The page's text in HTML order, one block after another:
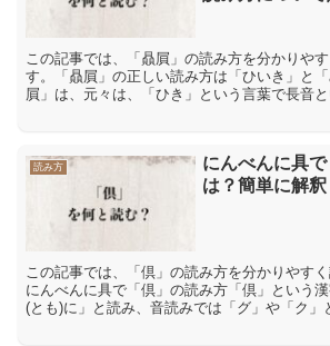
この記事では、「贔屓」の読み方を分かりや
す。「贔屓」の正しい読み方は「ひいき」と
屓」は、元々は、「ひき」という言葉で長音
読み方
にんべんに具
は？簡単に解釈
この記事では、「倶」の読み方を分かりやすく
にんべんに具で「倶」の読み方「倶」という
(とも)に」と読み、音読みでは「グ」や「ク」